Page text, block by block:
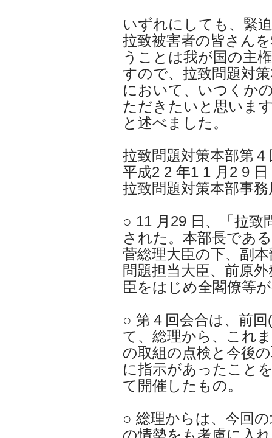
いずれにしても、緊
拉致被害者の皆さん
うことは我が国の主
すので、拉致問題対
において、いつくか
ただきたいと思いま
と述べました。
拉致問題対策本部第
平成2 2 年1 1 月2 9 日
拉致問題対策本部事務
○ 11 月29 日、「拉致
された。本部長である
菅総理大臣の下、副
問題担当大臣、前原
臣をはじめ全閣僚等
○ 第４回会合は、前
て、総理から、これ
の取組の点検と今後
に指示があったこと
て開催したもの。
○ 総理からは、今回
の情勢をも考慮に入